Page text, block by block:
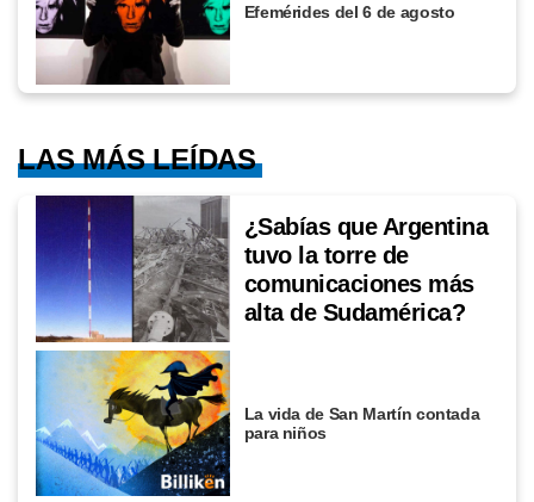
Efemérides del 6 de agosto
LAS MÁS LEÍDAS
¿Sabías que Argentina
tuvo la torre de
comunicaciones más
alta de Sudamérica?
La vida de San Martín contada
para niños